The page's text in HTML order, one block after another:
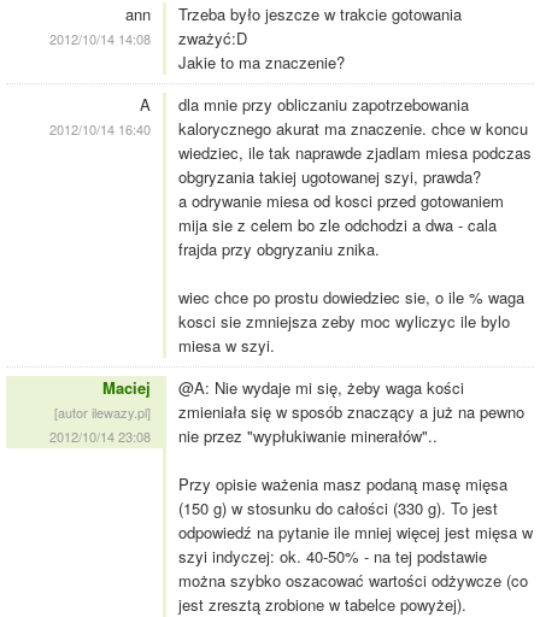
ann
2012/10/14 14:08
Trzeba było jeszcze w trakcie gotowania
zważyć:D
Jakie to ma znaczenie?
A
2012/10/14 16:40
dla mnie przy obliczaniu zapotrzebowania
kalorycznego akurat ma znaczenie. chce w koncu
wiedziec, ile tak naprawde zjadlam miesa podczas
obgryzania takiej ugotowanej szyi, prawda?
a odrywanie miesa od kosci przed gotowaniem
mija sie z celem bo zle odchodzi a dwa - cala
frajda przy obgryzaniu znika.
wiec chce po prostu dowiedziec sie, o ile % waga
kosci sie zmniejsza zeby moc wyliczyc ile bylo
miesa w szyi.
Maciej
[autor ilewazy.pl]
2012/10/14 23:08
@A: Nie wydaje mi się, żeby waga kości
zmieniała się w sposób znaczący a już na pewno
nie przez "wypłukiwanie minerałów"..
Przy opisie ważenia masz podaną masę mięsa
(150 g) w stosunku do całości (330 g). To jest
odpowiedź na pytanie ile mniej więcej jest mięsa w
szyi indyczej: ok. 40-50% - na tej podstawie
można szybko oszacować wartości odżywcze (co
jest zresztą zrobione w tabelce powyżej).